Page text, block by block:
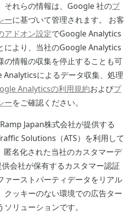
それらの情報は、Google 社のプ
ーに基づいて管理されます。 お客
アドオン設定でGoogle Analytics
により、当社のGoogle Analytics
の情報の収集を停止することも可
Analyticsによるデータ収集、処理
Analyticsの利用規約およびプ
ーをご確認ください。
Japan株式会社が提供する
Solutions（ATS）を利用して
匿名化された当社のカスタマーデ
供会社が保有するカスタマー認証
ァーストパーティデータをリアル
クッキーのない環境での広告ター
リューションです。